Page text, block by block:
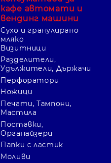
кафе автомати и
вендинг машини
Сухо и гранулирано
мляко
Визитници
Разделители,
Удължители, Държачи
Перфоратори
Ножици
Печати, Тампони,
Мастила
Поставки,
Органайзери
Папки с ластик
Моливи